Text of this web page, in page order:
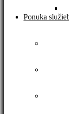
Ponuka